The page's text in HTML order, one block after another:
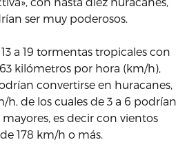
ser muy poderosos.
a 19 tormentas tropicales con
kilómetros por hora (km/h),
convertirse en huracanes,
h, de los cuales de 3 a 6 podrían
es decir con vientos
178 km/h o más.